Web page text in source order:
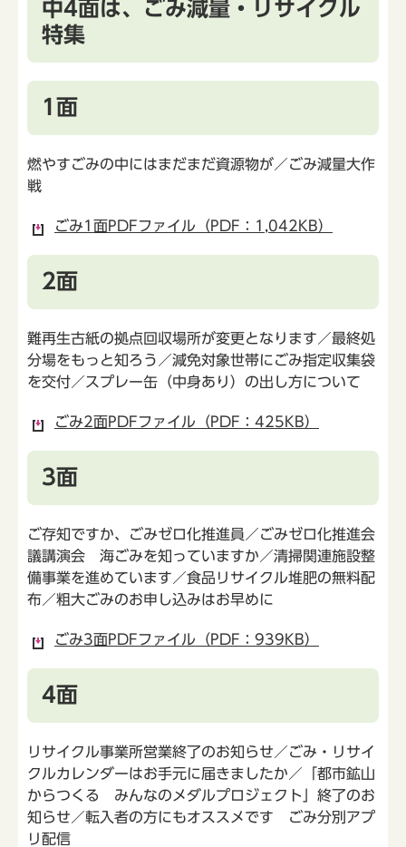
中4面は、ごみ減量・リサイクル
特集
1面
燃やすごみの中にはまだまだ資源物が／ごみ減量大作
戦
ごみ1面PDFファイル（PDF：1,042KB）
2面
難再生古紙の拠点回収場所が変更となります／最終処
分場をもっと知ろう／減免対象世帯にごみ指定収集袋
を交付／スプレー缶（中身あり）の出し方について
ごみ2面PDFファイル（PDF：425KB）
3面
ご存知ですか、ごみゼロ化推進員／ごみゼロ化推進会
議講演会 海ごみを知っていますか／清掃関連施設整
備事業を進めています／食品リサイクル堆肥の無料配
布／粗大ごみのお申し込みはお早めに
ごみ3面PDFファイル（PDF：939KB）
4面
リサイクル事業所営業終了のお知らせ／ごみ・リサイ
クルカレンダーはお手元に届きましたか／「都市鉱山
からつくる みんなのメダルプロジェクト」終了のお
知らせ／転入者の方にもオススメです ごみ分別アプ
リ配信